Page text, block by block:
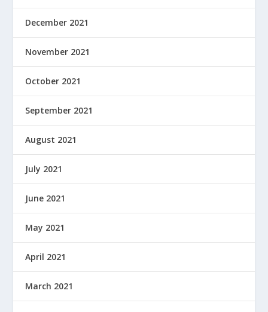
December 2021
November 2021
October 2021
September 2021
August 2021
July 2021
June 2021
May 2021
April 2021
March 2021